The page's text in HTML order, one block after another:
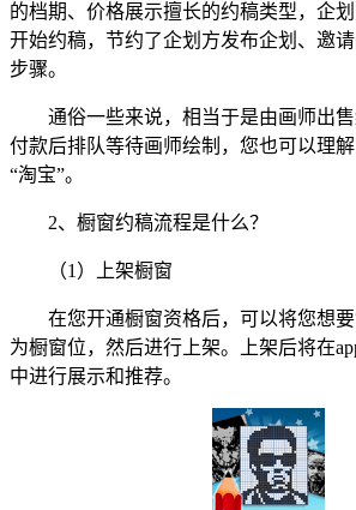
的档期、价格展示擅长的约稿类型，企
开始约稿，节约了企划方发布企划、邀
步骤。
通俗一些来说，相当于是由画师出售
付款后排队等待画师绘制，您也可以理
“淘宝”。
2、橱窗约稿流程是什么？
（1）上架橱窗
在您开通橱窗资格后，可以将您想要
为橱窗位，然后进行上架。上架后将在
中进行展示和推荐。